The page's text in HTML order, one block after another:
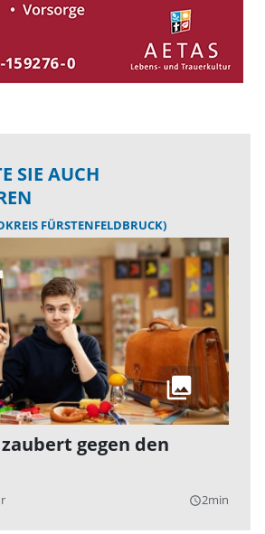
SIE AUCH
FÜRSTENFELDBRUCK)
gegen den
query_builder2min